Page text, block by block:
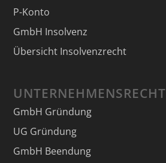
P-Konto
GmbH Insolvenz
Übersicht Insolvenzrecht
UNTERNEHMENSRECHT
GmbH Gründung
UG Gründung
GmbH Beendung